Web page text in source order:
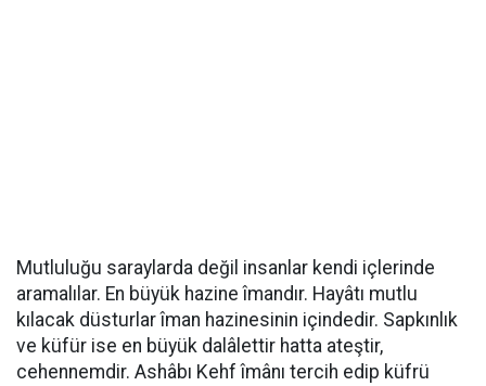
Mutluluğu saraylarda değil insanlar kendi içlerinde
aramalılar. En büyük hazine îmandır. Hayâtı mutlu
kılacak düsturlar îman hazinesinin içindedir. Sapkınlık
ve küfür ise en büyük dalâlettir hatta ateştir,
cehennemdir. Ashâbı Kehf îmânı tercih edip küfrü